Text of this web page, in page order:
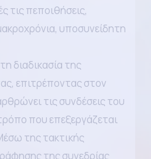
τις πεποιθήσεις,
υποσυνείδητη
διαδικασία της
επιτρέποντας στον
τις συνδέσεις του
που επεξεργάζεται
της τακτικής
της συνεδρίας